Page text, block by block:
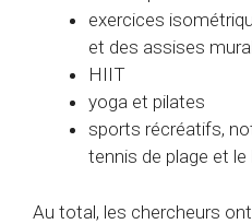
exercices
et des assises
HIIT
yoga et pilates
sports récréatifs,
tennis de plage et le
Au total, les chercheurs